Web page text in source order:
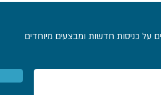
על כניסות חדשות ומבצעים מיוחדים